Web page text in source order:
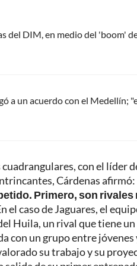
del DIM, en medio del 'boom'
a un acuerdo con el Medellín;
con el líder
Cárdenas afirmó:
Primero, son
el caso de Jaguares, el
Huila, un rival que tiene
con un grupo entre
su trabajo y su